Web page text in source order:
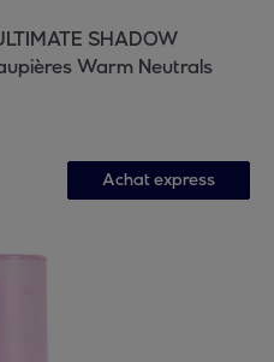
SHADOW
Warm Neutrals
Achat express